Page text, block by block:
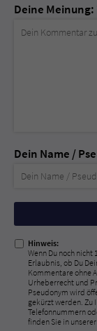
Deine Meinung:
Dein Name /
Nicht
ausfüllen!
Hinweis:
Wenn Du noch
Erlaubnis, ob Du
Kommentare ohne
Urheberrecht und
Pseudonym wird
gekürzt werden. Zu
Telefonnummern
finden Sie in unserer